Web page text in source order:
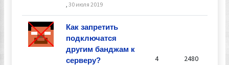
, 30 июля 2019
Как запретить
подключатся
другим банджам к
серверу?
4 2480